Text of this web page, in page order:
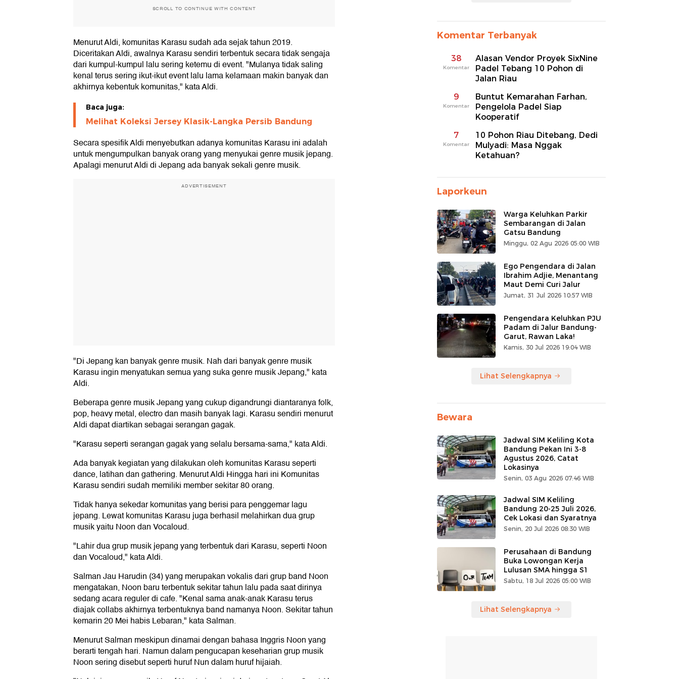
SCROLL TO CONTINUE WITH CONTENT
Menurut Aldi, komunitas Karasu sudah ada sejak tahun 2019.
Diceritakan Aldi, awalnya Karasu sendiri terbentuk secara tidak sengaja
dari kumpul-kumpul lalu sering ketemu di event. "Mulanya tidak saling
kenal terus sering ikut-ikut event lalu lama kelamaan makin banyak dan
akhirnya kebentuk komunitas," kata Aldi.
Baca juga:
Melihat Koleksi Jersey Klasik-Langka Persib Bandung
Secara spesifik Aldi menyebutkan adanya komunitas Karasu ini adalah
untuk mengumpulkan banyak orang yang menyukai genre musik jepang.
Apalagi menurut Aldi di Jepang ada banyak sekali genre musik.
ADVERTISEMENT
"Di Jepang kan banyak genre musik. Nah dari banyak genre musik
Karasu ingin menyatukan semua yang suka genre musik Jepang," kata
Aldi.
Beberapa genre musik Jepang yang cukup digandrungi diantaranya folk,
pop, heavy metal, electro dan masih banyak lagi. Karasu sendiri menurut
Aldi dapat diartikan sebagai serangan gagak.
"Karasu seperti serangan gagak yang selalu bersama-sama," kata Aldi.
Ada banyak kegiatan yang dilakukan oleh komunitas Karasu seperti
dance, latihan dan gathering. Menurut Aldi Hingga hari ini Komunitas
Karasu sendiri sudah memiliki member sekitar 80 orang.
Tidak hanya sekedar komunitas yang berisi para penggemar lagu
jepang. Lewat komunitas Karasu juga berhasil melahirkan dua grup
musik yaitu Noon dan Vocaloud.
"Lahir dua grup musik jepang yang terbentuk dari Karasu, seperti Noon
dan Vocaloud," kata Aldi.
Salman Jau Harudin (34) yang merupakan vokalis dari grup band Noon
mengatakan, Noon baru terbentuk sekitar tahun lalu pada saat dirinya
sedang acara reguler di cafe. "Kenal sama anak-anak Karasu terus
diajak collabs akhirnya terbentuknya band namanya Noon. Sekitar tahun
kemarin 20 Mei habis Lebaran," kata Salman.
Menurut Salman meskipun dinamai dengan bahasa Inggris Noon yang
berarti tengah hari. Namun dalam pengucapan keseharian grup musik
Noon sering disebut seperti huruf Nun dalam huruf hijaiah.
Komentar Terbanyak
38
Komentar
Alasan Vendor Proyek SixNine
Padel Tebang 10 Pohon di
Jalan Riau
9
Komentar
Buntut Kemarahan Farhan,
Pengelola Padel Siap
Kooperatif
7
Komentar
10 Pohon Riau Ditebang, Dedi
Mulyadi: Masa Nggak
Ketahuan?
Laporkeun
Warga Keluhkan Parkir
Sembarangan di Jalan
Gatsu Bandung
Minggu, 02 Agu 2026 05:00 WIB
Ego Pengendara di Jalan
Ibrahim Adjie, Menantang
Maut Demi Curi Jalur
Jumat, 31 Jul 2026 10:57 WIB
Pengendara Keluhkan PJU
Padam di Jalur Bandung-
Garut, Rawan Laka!
Kamis, 30 Jul 2026 19:04 WIB
Lihat Selengkapnya
Bewara
Jadwal SIM Keliling Kota
Bandung Pekan Ini 3-8
Agustus 2026, Catat
Lokasinya
Senin, 03 Agu 2026 07:46 WIB
Jadwal SIM Keliling
Bandung 20-25 Juli 2026,
Cek Lokasi dan Syaratnya
Senin, 20 Jul 2026 08:30 WIB
Perusahaan di Bandung
Buka Lowongan Kerja
Lulusan SMA hingga S1
Sabtu, 18 Jul 2026 05:00 WIB
Lihat Selengkapnya